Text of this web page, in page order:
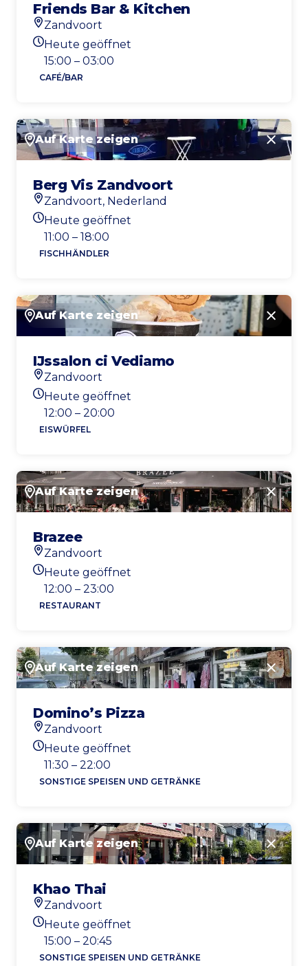
Friends Bar & Kitchen
Standort
Zandvoort
Heutigen Öffnungszeiten
Heute geöffnet
15:00 – 03:00
CAFÉ/BAR
Auf Karte zeigen
Berg Vis Zandvoort
Standort
Zandvoort, Nederland
Heutigen Öffnungszeiten
Heute geöffnet
11:00 – 18:00
FISCHHÄNDLER
Auf Karte zeigen
IJssalon ci Vediamo
Standort
Zandvoort
Heutigen Öffnungszeiten
Heute geöffnet
12:00 – 20:00
EISWÜRFEL
Auf Karte zeigen
Brazee
Standort
Zandvoort
Heutigen Öffnungszeiten
Heute geöffnet
12:00 – 23:00
RESTAURANT
Auf Karte zeigen
Domino’s Pizza
Standort
Zandvoort
Heutigen Öffnungszeiten
Heute geöffnet
11:30 – 22:00
SONSTIGE SPEISEN UND GETRÄNKE
Auf Karte zeigen
Khao Thai
Standort
Zandvoort
Heutigen Öffnungszeiten
Heute geöffnet
15:00 – 20:45
SONSTIGE SPEISEN UND GETRÄNKE